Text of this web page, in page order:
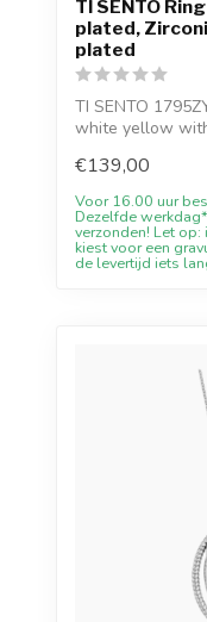
TI SENTO
plated,
plated
TI SENTO
white yellow
€139,00
Voor 16.00 uur
Dezelfde werkdag*
verzonden! Let op:
kiest voor een
de levertijd iets